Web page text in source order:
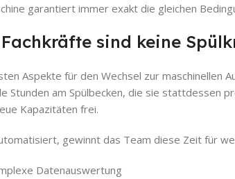
garantiert immer exakt die gleichen
sind keine
Aspekte für den Wechsel zur
Stunden am Spülbecken, die sie stattdessen
Kapazitäten frei.
gewinnt das Team diese Zeit für
Datenauswertung